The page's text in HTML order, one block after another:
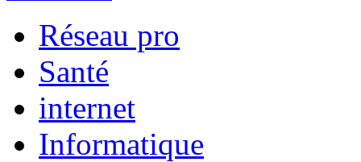
Réseau pro
Santé
internet
Informatique